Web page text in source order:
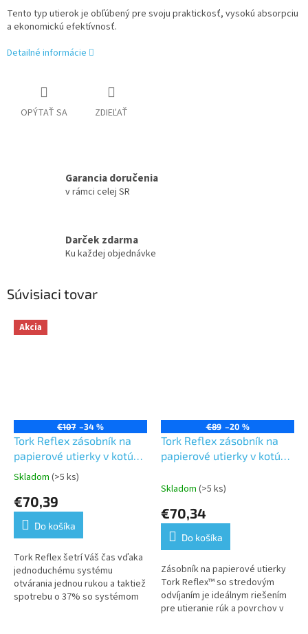
Tento typ utierok je obľúbený pre svoju praktickosť, vysokú absorpciu
a ekonomickú efektívnosť.
Detailné informácie
OPÝTAŤ SA ZDIEĽAŤ
Garancia doručenia
v rámci celej SR
Darček zdarma
Ku každej objednávke
Súvisiaci tovar
Akcia
€107 –34 %
Tork Reflex zásobník na
papierové utierky v kotúči
so stredovým
odvíjaním,tyrkysový/biely
plast, systém M4
Priemerné
produktu
5,0
5
hviezdičiek.
Skladom (>5 ks)
€70,39
Do košíka
Tork Reflex šetrí Váš čas vďaka
jednoduchému systému
otvárania jednou rukou a taktiež
spotrebu o 37% so systémom
€89 –20 %
Tork Reflex zásobník na
papierové utierky v kotúči
odvíjaním,biely plast,
Skladom (>5 ks)
€70,34
Do košíka
Zásobník na papierové utierky
Tork Reflex™ so stredovým
odvíjaním je ideálnym riešením
pre utieranie rúk a povrchov v